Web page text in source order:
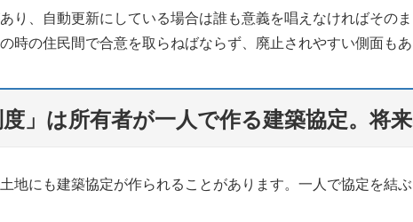
り、自動更新にしている場合は誰も意義を唱えなければその
時の住民間で合意を取らねばならず、廃止されやすい側面もあ
度」は所有者が一人で作る建築協定。将
地にも建築協定が作られることがあります。一人で協定を結